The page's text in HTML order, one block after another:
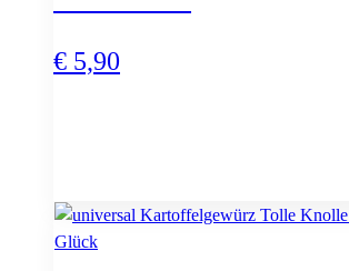
€ 5,90